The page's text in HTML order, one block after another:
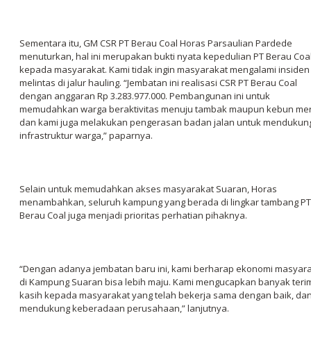
Sementara itu, GM CSR PT Berau Coal Horas Parsaulian Pardede
menuturkan, hal ini merupakan bukti nyata kepedulian PT Berau
kepada masyarakat. Kami tidak ingin masyarakat mengalami
melintas di jalur hauling. “Jembatan ini realisasi CSR PT Berau Coal
dengan anggaran Rp 3.283.977.000. Pembangunan ini untuk
memudahkan warga beraktivitas menuju tambak maupun kebun
dan kami juga melakukan pengerasan badan jalan untuk
infrastruktur warga,” paparnya.
Selain untuk memudahkan akses masyarakat Suaran, Horas
menambahkan, seluruh kampung yang berada di lingkar tambang PT
Berau Coal juga menjadi prioritas perhatian pihaknya.
“Dengan adanya jembatan baru ini, kami berharap ekonomi
di Kampung Suaran bisa lebih maju. Kami mengucapkan banyak
kasih kepada masyarakat yang telah bekerja sama dengan baik,
mendukung keberadaan perusahaan,” lanjutnya.